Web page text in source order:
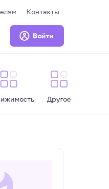
Контакты
Войти
Другое